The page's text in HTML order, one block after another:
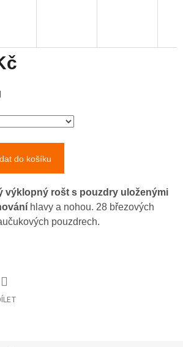
do košíku
výklopný rošt s pouzdry uloženými
hlavy a nohou. 28 březových
pouzdrech.